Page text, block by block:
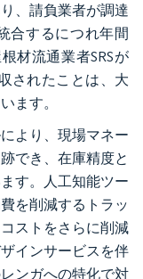
、請負業者が調達
合するにつれ年間
材流通業者SRSが
されたことは、大
ます。
より、現場マネー
でき、在庫精度と
す。人工知能ツー
を削減するトラッ
ストをさらに削減
インサービスを伴
ンガへの特化で対